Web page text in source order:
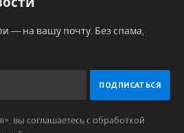
— на вашу почту. Без спама,
вы соглашаетесь с обработкой